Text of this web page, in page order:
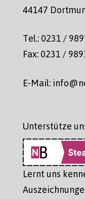
44147
Tel.: 0231 /
Fax: 0231 /
E-Mail:
Unterstütze
Lernt uns